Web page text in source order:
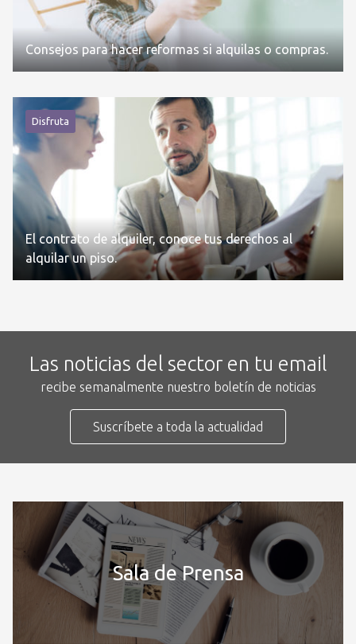
Consejos para hacer reformas si alquilas o compras.
Disfruta
El contrato de alquiler, conoce tus derechos al
alquilar un piso.
Las noticias del sector en tu email
recibe semanalmente nuestro boletín de noticias
Suscríbete a toda la actualidad
Sala de Prensa